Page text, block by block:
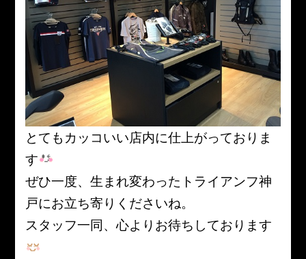
とてもカッコいい店内に仕上がっておりま
す
ぜひ一度、生まれ変わったトライアンフ神
戸にお立ち寄りくださいね。
スタッフ一同、心よりお待ちしております